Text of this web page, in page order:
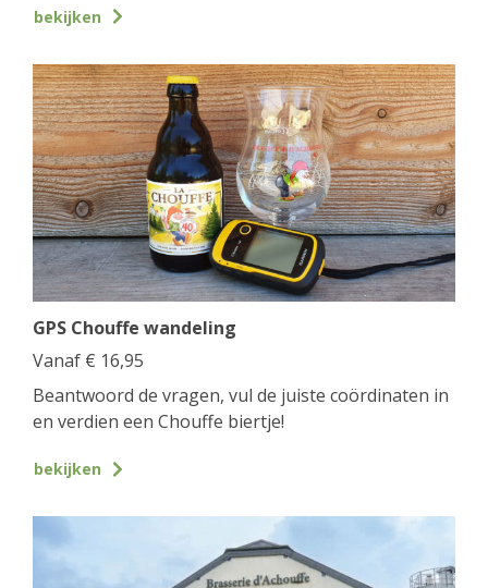
bekijken
GPS Chouffe wandeling
Vanaf € 16,95
Beantwoord de vragen, vul de juiste coördinaten in
en verdien een Chouffe biertje!
bekijken